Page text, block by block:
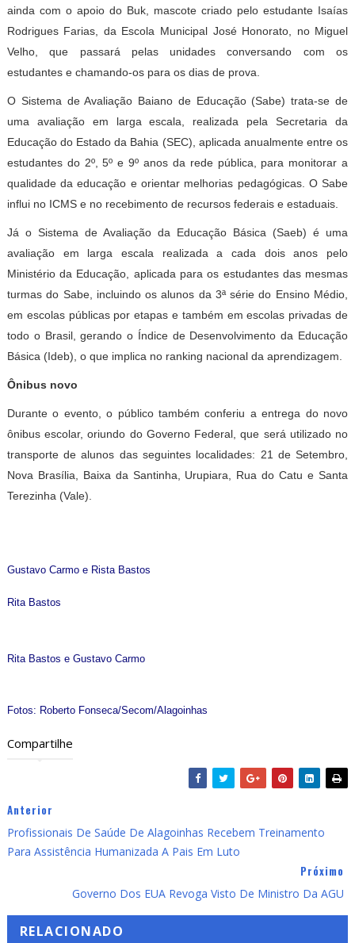
ainda com o apoio do Buk, mascote criado pelo estudante Isaías
Rodrigues Farias, da Escola Municipal José Honorato, no Miguel
Velho, que passará pelas unidades conversando com os
estudantes e chamando-os para os dias de prova.
O Sistema de Avaliação Baiano de Educação (Sabe) trata-se de
uma avaliação em larga escala, realizada pela Secretaria da
Educação do Estado da Bahia (SEC), aplicada anualmente entre os
estudantes do 2º, 5º e 9º anos da rede pública, para monitorar a
qualidade da educação e orientar melhorias pedagógicas. O Sabe
influi no ICMS e no recebimento de recursos federais e estaduais.
Já o Sistema de Avaliação da Educação Básica (Saeb) é uma
avaliação em larga escala realizada a cada dois anos pelo
Ministério da Educação, aplicada para os estudantes das mesmas
turmas do Sabe, incluindo os alunos da 3ª série do Ensino Médio,
em escolas públicas por etapas e também em escolas privadas de
todo o Brasil, gerando o Índice de Desenvolvimento da Educação
Básica (Ideb), o que implica no ranking nacional da aprendizagem.
Ônibus novo
Durante o evento, o público também conferiu a entrega do novo
ônibus escolar, oriundo do Governo Federal, que será utilizado no
transporte de alunos das seguintes localidades: 21 de Setembro,
Nova Brasília, Baixa da Santinha, Urupiara, Rua do Catu e Santa
Terezinha (Vale).
Gustavo Carmo e Rista Bastos
Rita Bastos
Rita Bastos e Gustavo Carmo
Fotos: Roberto Fonseca/Secom/Alagoinhas
Compartilhe
Anterior
Profissionais De Saúde De Alagoinhas Recebem Treinamento
Para Assistência Humanizada A Pais Em Luto
Próximo
Governo Dos EUA Revoga Visto De Ministro Da AGU
RELACIONADO